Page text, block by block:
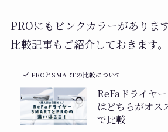
PROにもピンクカラーがありま
比較記事もご紹介しておきます。
PROとSMARTの比較について
ReFaドライヤ
はどちらがオス
で比較